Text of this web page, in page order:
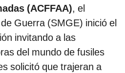
(ACFFAA), el
Guerra (SMGE) inició el
invitando a las
del mundo de fusiles
solicitó que trajeran a